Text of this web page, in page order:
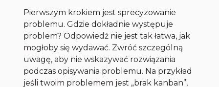
Pierwszym krokiem jest sprecyzowanie
problemu. Gdzie dokładnie występuje
problem? Odpowiedź nie jest tak łatwa, jak
mogłoby się wydawać. Zwróć szczególną
uwagę, aby nie wskazywać rozwiązania
podczas opisywania problemu. Na przykład
jeśli twoim problemem jest „brak kanban”,